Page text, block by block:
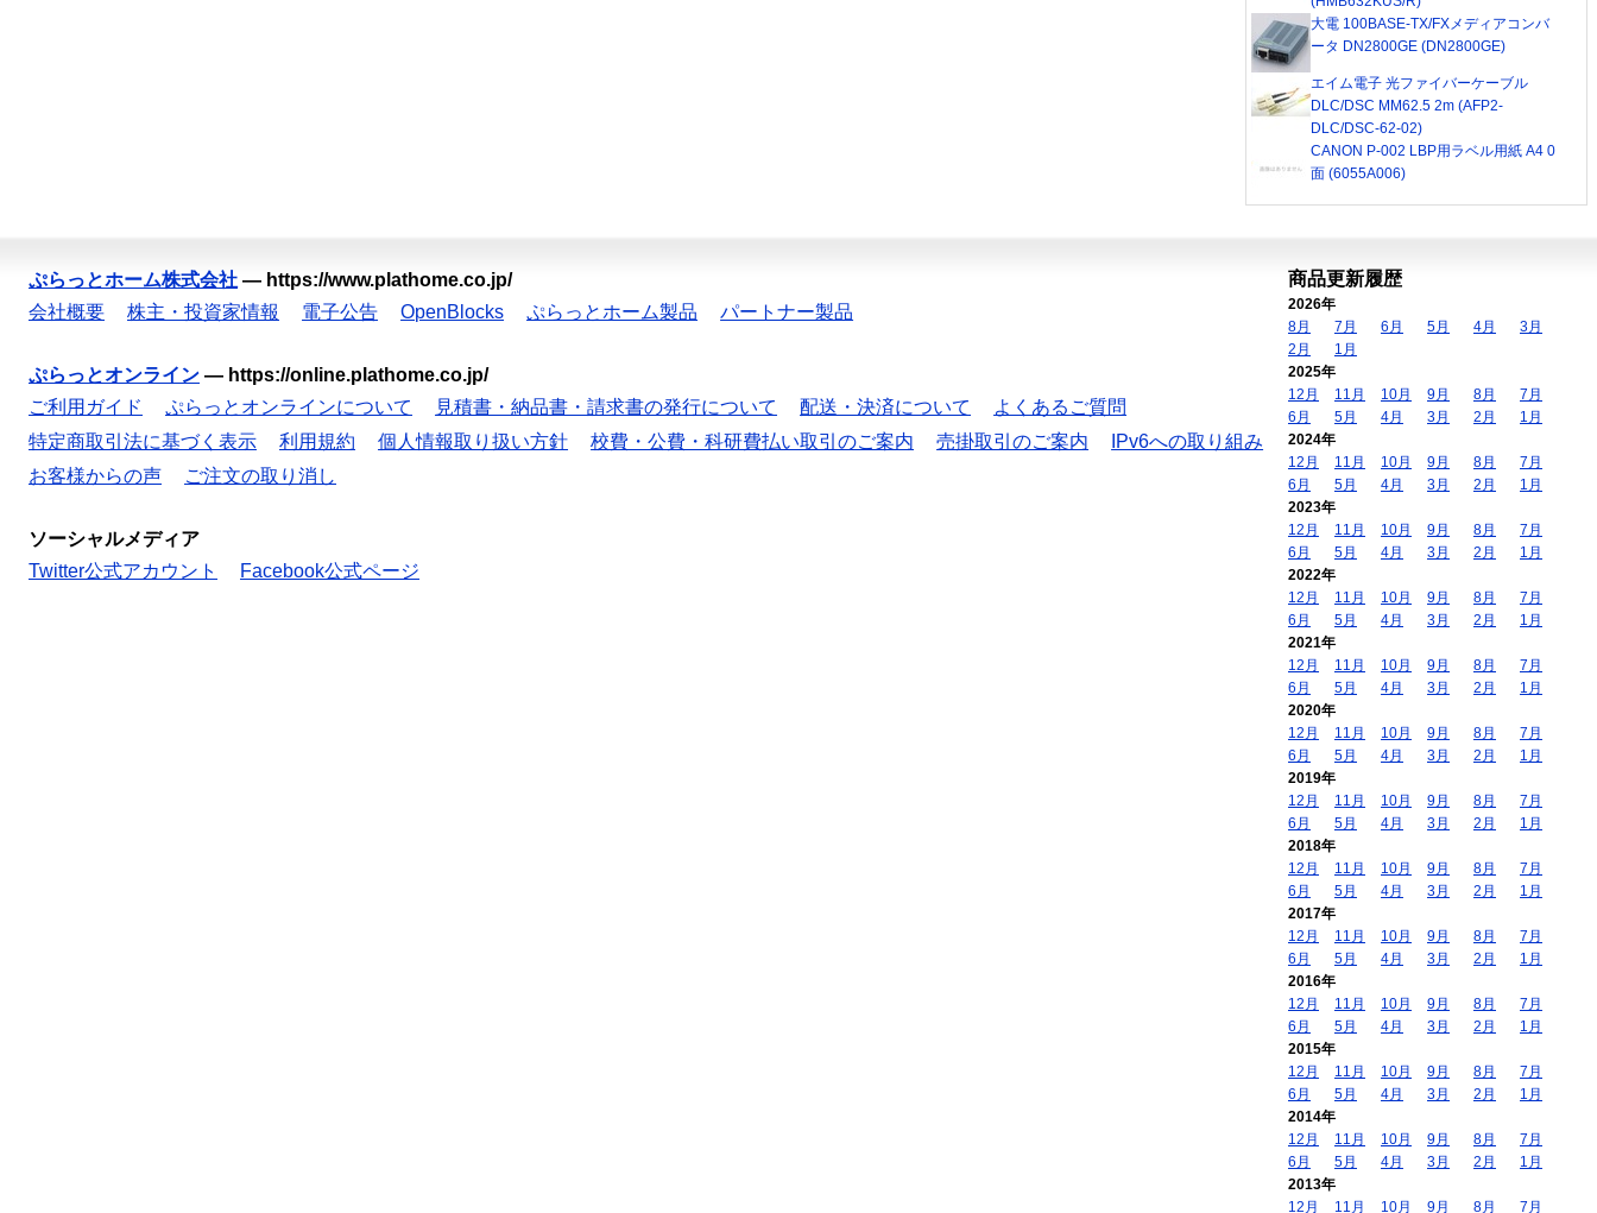
大電 100BASE-TX/FXメディアコンバ
ータ DN2800GE (DN2800GE)
エイム電子 光ファイバーケーブル
DLC/DSC MM62.5 2m (AFP2-
DLC/DSC-62-02)
CANON P-002 LBP用ラベル用紙 A4 0
面 (6055A006)
ぷらっとホーム株式会社 — https://www.plathome.co.jp/
会社概要
株主・投資家情報 電子公告 OpenBlocks ぷらっとホーム製品 パートナー製品
ぷらっとオンライン — https://online.plathome.co.jp/
ご利用ガイド
ぷらっとオンラインについて 見積書・納品書・請求書の発行について 配送・決済について
よくあるご質問
特定商取引法に基づく表示
利用規約 個人情報取り扱い方針 校費・公費・科研費払い取引のご案内 売掛取引のご案内
IPv6への取り組み
お客様からの声
ご注文の取り消し
ソーシャルメディア
Twitter公式アカウント
Facebook公式ページ
商品更新履歴
2026年
8月
7月 6月 5月 4月
3月
2月
1月
2025年
12月
11月 10月 9月 8月
7月
6月
5月 4月 3月 2月
1月
2024年
12月
11月 10月 9月 8月
7月
6月
5月 4月 3月 2月
1月
2023年
12月
11月 10月 9月 8月
7月
6月
5月 4月 3月 2月
1月
2022年
12月
11月 10月 9月 8月
7月
6月
5月 4月 3月 2月
1月
2021年
12月
11月 10月 9月 8月
7月
6月
5月 4月 3月 2月
1月
2020年
12月
11月 10月 9月 8月
7月
6月
5月 4月 3月 2月
1月
2019年
12月
11月 10月 9月 8月
7月
6月
5月 4月 3月 2月
1月
2018年
12月
11月 10月 9月 8月
7月
6月
5月 4月 3月 2月
1月
2017年
12月
11月 10月 9月 8月
7月
6月
5月 4月 3月 2月
1月
2016年
12月
11月 10月 9月 8月
7月
6月
5月 4月 3月 2月
1月
2015年
12月
11月 10月 9月 8月
7月
6月
5月 4月 3月 2月
1月
2014年
12月
11月 10月 9月 8月
7月
6月
5月 4月 3月 2月
1月
2013年
12月
11月 10月 9月 8月 7月